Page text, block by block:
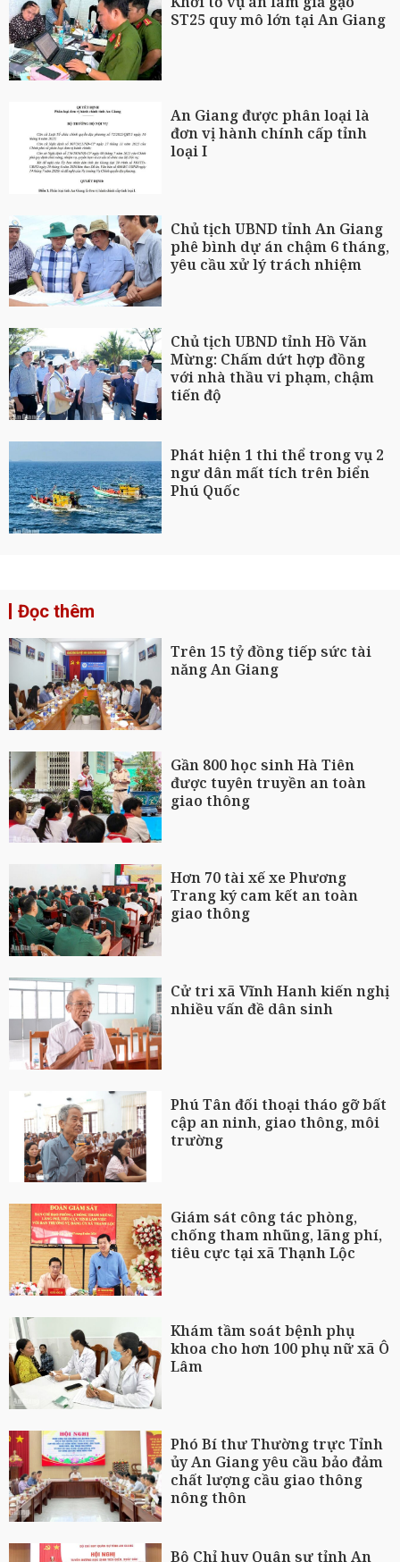
ST25 quy mô lớn tại An Giang
An Giang được phân loại là
đơn vị hành chính cấp tỉnh
loại I
Chủ tịch UBND tỉnh An Giang
phê bình dự án chậm 6 tháng,
yêu cầu xử lý trách nhiệm
Chủ tịch UBND tỉnh Hồ Văn
Mừng: Chấm dứt hợp đồng
với nhà thầu vi phạm, chậm
tiến độ
Phát hiện 1 thi thể trong vụ 2
ngư dân mất tích trên biển
Phú Quốc
Đọc thêm
Trên 15 tỷ đồng tiếp sức tài
năng An Giang
Gần 800 học sinh Hà Tiên
được tuyên truyền an toàn
giao thông
Hơn 70 tài xế xe Phương
Trang ký cam kết an toàn
giao thông
Cử tri xã Vĩnh Hanh kiến nghị
nhiều vấn đề dân sinh
Phú Tân đối thoại tháo gỡ bất
cập an ninh, giao thông, môi
trường
Giám sát công tác phòng,
chống tham nhũng, lãng phí,
tiêu cực tại xã Thạnh Lộc
Khám tầm soát bệnh phụ
khoa cho hơn 100 phụ nữ xã Ô
Lâm
Phó Bí thư Thường trực Tỉnh
ủy An Giang yêu cầu bảo đảm
chất lượng cầu giao thông
nông thôn
Bộ Chỉ huy Quân sự tỉnh An